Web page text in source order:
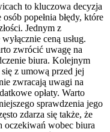
to kluczowa decyzja
popełnia błędy, które
Jednym z
ceną usług.
zwrócić uwagę na
biura. Kolejnym
się z umową przed jej
zwracają uwagi na
opłaty. Warto
sprawdzenia jego
zdarza się także, że
oczekiwań wobec biura